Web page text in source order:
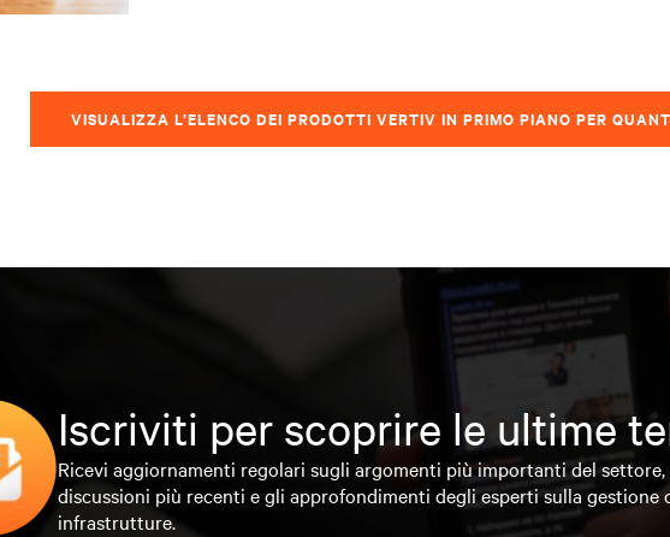
VISUALIZZA L’ELENCO DEI PRODOTTI VERTIV IN PRIMO PIANO PER
Iscriviti per scoprire le ultime
Ricevi aggiornamenti regolari sugli argomenti più importanti del settore,
discussioni più recenti e gli approfondimenti degli esperti sulla gestione
infrastrutture.